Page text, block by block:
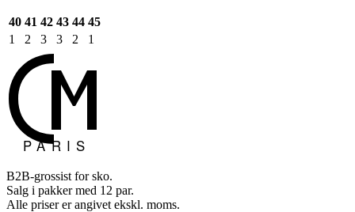
40 41 42 43 44 45
1
2 3 3 2 1
B2B-grossist for sko.
Salg i pakker med 12 par.
Alle priser er angivet ekskl. moms.